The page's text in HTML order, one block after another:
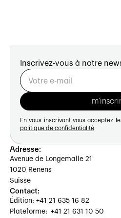
Inscrivez-vous à notre
En vous inscrivant vous acceptez
politique de confidentialité
Adresse:
Avenue de Longemalle 21
1020 Renens
Suisse
Contact:
Édition: +41 21 635 16 82
Plateforme: +41 21 631 10 50